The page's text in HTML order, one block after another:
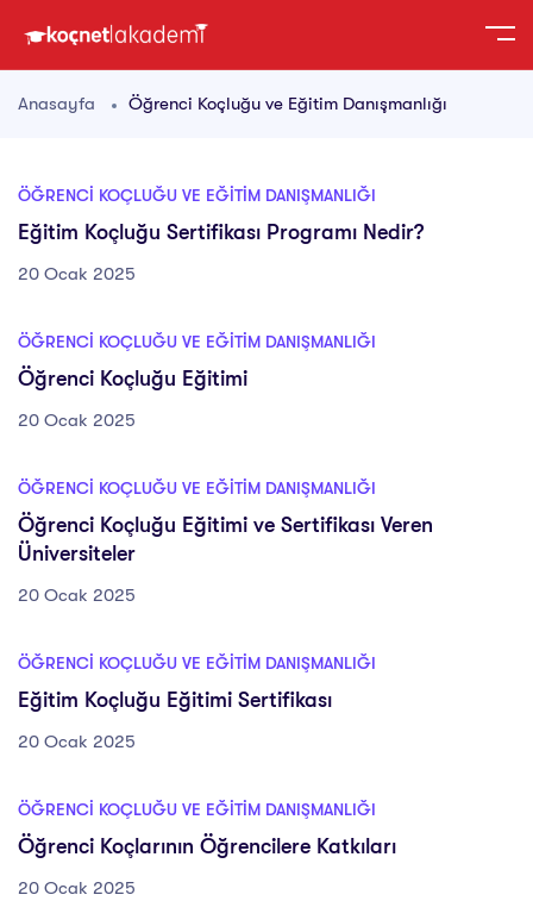
Anasayfa Öğrenci Koçluğu ve Eğitim Danışmanlığı
ÖĞRENCI KOÇLUĞU VE EĞITIM DANIŞMANLIĞI
Eğitim Koçluğu Sertifikası Programı Nedir?
20 Ocak 2025
ÖĞRENCI KOÇLUĞU VE EĞITIM DANIŞMANLIĞI
Öğrenci Koçluğu Eğitimi
20 Ocak 2025
ÖĞRENCI KOÇLUĞU VE EĞITIM DANIŞMANLIĞI
Öğrenci Koçluğu Eğitimi ve Sertifikası Veren
Üniversiteler
20 Ocak 2025
ÖĞRENCI KOÇLUĞU VE EĞITIM DANIŞMANLIĞI
Eğitim Koçluğu Eğitimi Sertifikası
20 Ocak 2025
ÖĞRENCI KOÇLUĞU VE EĞITIM DANIŞMANLIĞI
Öğrenci Koçlarının Öğrencilere Katkıları
20 Ocak 2025